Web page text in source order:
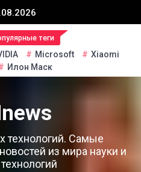
теги
Microsoft
Xiaomi
Илон Маск
технологий. Самые
из мира науки и